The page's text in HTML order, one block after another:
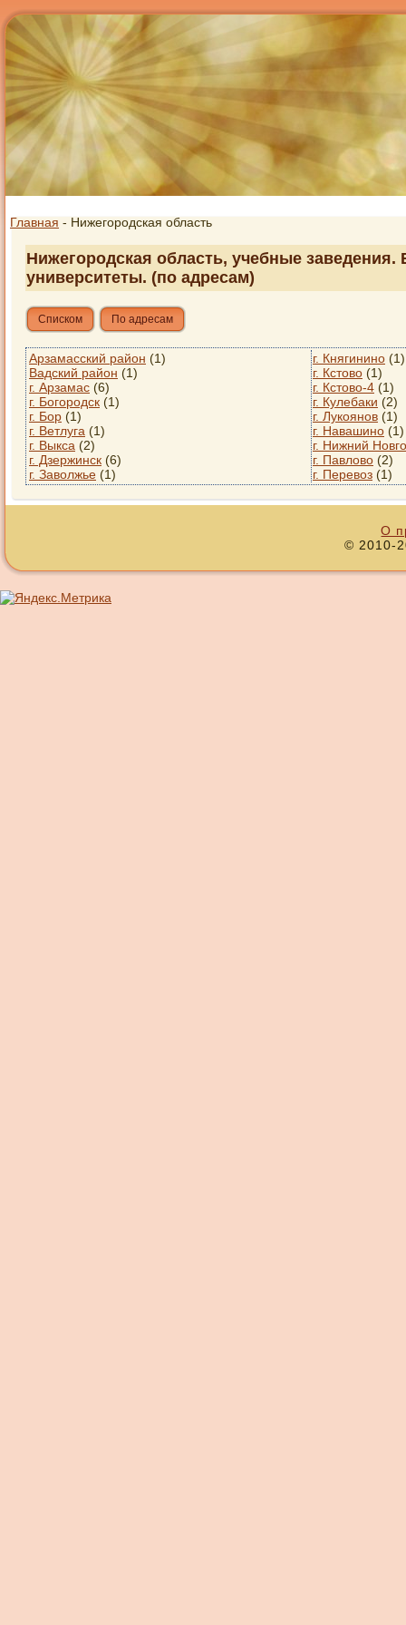
Главная - Нижегородская область
Нижегородская область, учебные
университеты. (по адресам)
Списком По адресам
Арзамасский район (1)
Вадский район (1)
г. Арзамас (6)
г. Богородск (1)
г. Бор (1)
г. Ветлуга (1)
г. Выкса (2)
г. Дзержинск (6)
г. Заволжье (1)
г. Княгинино (1)
г. Кстово (1)
г. Кстово-4 (1)
г. Кулебаки (2)
г. Лукоянов (1)
г. Навашино (1)
г. Нижний
г. Павлово (2)
г. Перевоз (1)
О
© 2010-